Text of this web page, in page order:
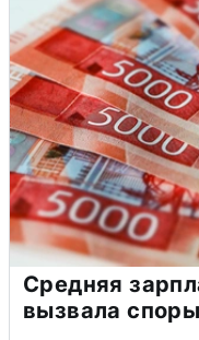
Средняя
вызвала споры